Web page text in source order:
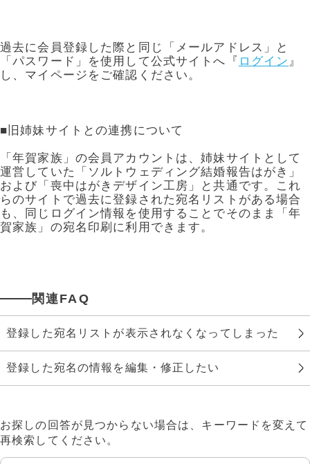
お問い合わせ
過去に会員登録した際と同じ「メールアドレス」と
「パスワード」を使用して公式サイトへ『 ログイン 』
し、マイページをご確認ください。
■旧姉妹サイトとの連携について
「年賀家族」の会員アカウントは、姉妹サイトとして
運営していた「ソルトウェディング結婚報告はがき」
および「喪中はがきデザイン工房」と共通です。これ
らのサイトで過去に登録された宛名リストがある場合
も、同じログイン情報を使用することでそのまま「年
賀家族」の宛名印刷に利用できます。
関連FAQ
登録した宛名リストが表示されなくなってしまった
登録した宛名の情報を編集・修正したい
お探しの回答が見つからない場合は、キーワードを変えて
再検索してください。